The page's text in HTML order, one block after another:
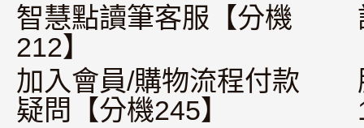
智慧點讀筆客服【分機
212】
加入會員/購物流程付款
疑問【分機245】